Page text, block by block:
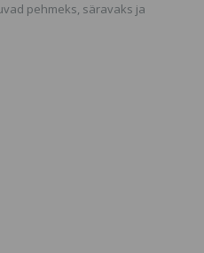
pehmeks, säravaks ja